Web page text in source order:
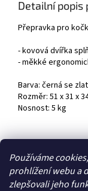
Používáme
prohlížení webu a
zlepšovali jeho
Detailní popis
Přepravka pro
- kovová dvířka
- měkké
Barva: černá se
Rozměr: 51 x 31 x
Nosnost: 5 kg